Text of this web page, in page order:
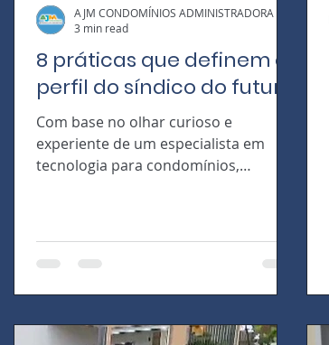
8 práticas que definem o
perfil do síndico do futuro.
Com base no olhar curioso e
experiente de um especialista em
tecnologia para condomínios,
AJM CONDOMÍNIOS ADMINISTRADORA
3 min read